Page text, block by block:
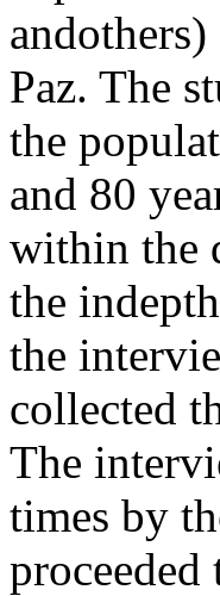
Paz. The
the
and 80
within the
the
the
collected
The
times by